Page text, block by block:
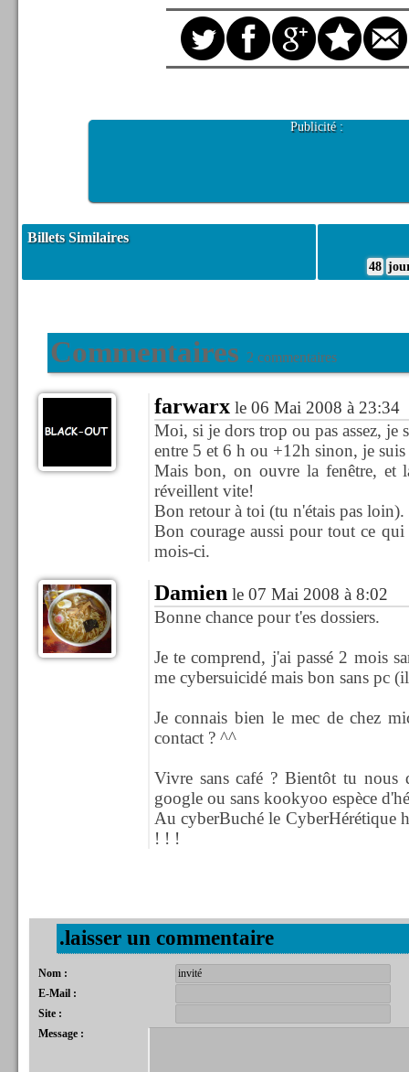
Publicité :
Billets Similaires
48
Commentaires 2 commentaires
farwarxle 06 Mai 2008 à 23:34
Moi, si je dors trop ou pas assez, je
entre 5 et 6 h ou +12h sinon, je suis
Mais bon, on ouvre la fenêtre, et
réveillent vite!
Bon retour à toi (tu n'étais pas loin).
Bon courage aussi pour tout ce qui
mois-ci.
Damien le 07 Mai 2008 à 8:02
Bonne chance pour t'es dossiers.
Je te comprend, j'ai passé 2 mois
me cybersuicidé mais bon sans pc
Je connais bien le mec de chez
contact ? ^^
Vivre sans café ? Bientôt tu nous
google ou sans kookyoo espèce
Au cyberBuché le CyberHérétique
! ! !
.laisser un commentaire
Nom :
E-Mail :
Site :
Message :